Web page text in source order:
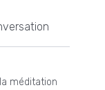
méditation